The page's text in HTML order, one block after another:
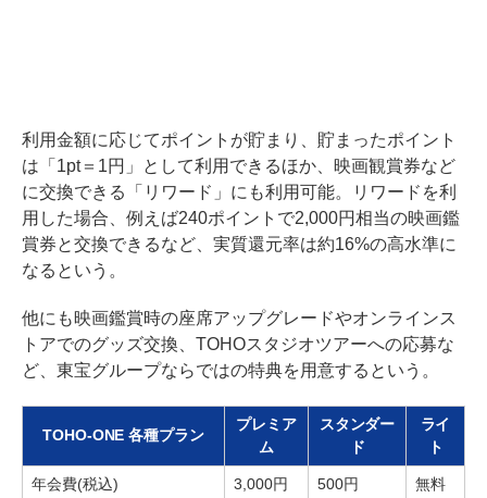
利用金額に応じてポイントが貯まり、貯まったポイント
は「1pt＝1円」として利用できるほか、映画観賞券など
に交換できる「リワード」にも利用可能。リワードを利
用した場合、例えば240ポイントで2,000円相当の映画鑑
賞券と交換できるなど、実質還元率は約16%の高水準に
なるという。
他にも映画鑑賞時の座席アップグレードやオンラインス
トアでのグッズ交換、TOHOスタジオツアーへの応募な
ど、東宝グループならではの特典を用意するという。
TOHO-ONE 各種プラン
プレミア
ム
スタンダー
ド
ライ
ト
年会費(税込) 3,000円 500円 無料